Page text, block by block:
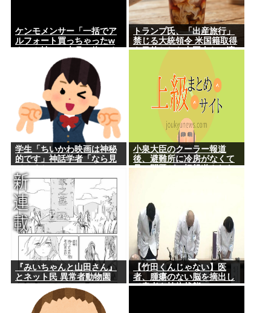
ケンモメンサー「一括でア
ルフォート買っちゃったw
クレカ払いで来月の俺ごめ
んねー」銀行「デビットカ
ードなんで即時引き落とし
トランプ氏、「出産旅行」
禁じる大統領令 米国籍取得
を目的とした中国人らの渡
学生「ちいかわ映画は神秘
的です」神話学者「なら見
てみるか…」
小泉大臣のクーラー報道
後、避難所に冷房がなくて
暑い問題が一切報道されな
『みいちゃんと山田さん』
とネット民 異常者動物園
【竹田くんじゃない】医
者、腫瘍のない脳を摘出し
て患者を植物状態に